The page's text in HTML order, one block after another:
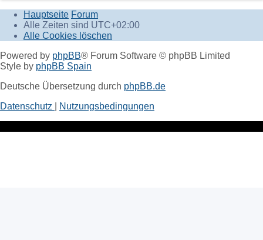
Hauptseite Forum
Alle Zeiten sind UTC+02:00
Alle Cookies löschen
Powered by phpBB® Forum Software © phpBB Limited
Style by phpBB Spain
Deutsche Übersetzung durch phpBB.de
Datenschutz
Nutzungsbedingungen